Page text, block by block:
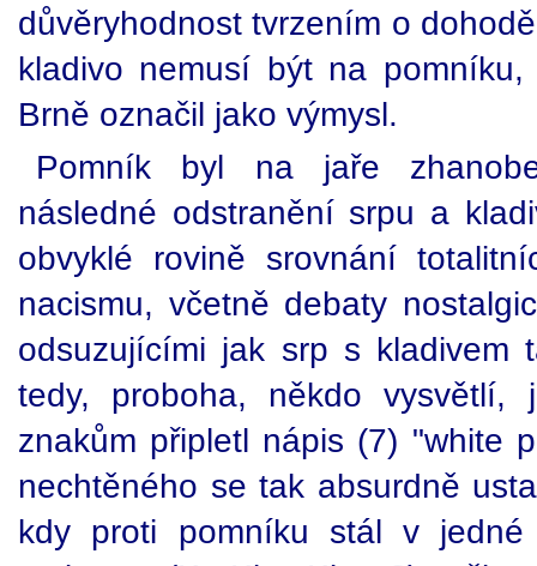
důvěryhodnost tvrzením o
kladivo nemusí být na
Brně označil jako výmysl.
Pomník byl na jaře
následné odstranění srpu a
obvyklé rovině srovnání
nacismu, včetně debaty
odsuzujícími jak srp s kladivem
tedy, proboha, někdo
znakům připletl nápis (7) "white
nechtěného se tak absurdně
kdy proti pomníku stál v jedné